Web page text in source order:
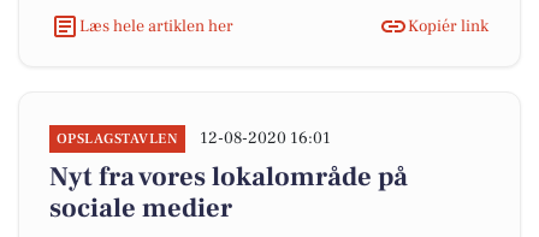
Læs hele artiklen her
Kopiér link
OPSLAGSTAVLEN 12-08-2020 16:01
Nyt fra vores lokalområde på
sociale medier